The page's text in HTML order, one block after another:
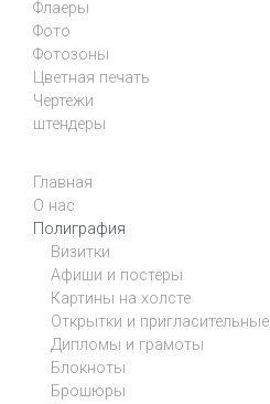
Флаеры
Фото
Фотозоны
Цветная печать
Чертежи
штендеры
Главная
О нас
Полиграфия
Визитки
Афиши и постеры
Картины на холсте
Открытки и пригласительные
Дипломы и грамоты
Блокноты
Брошюры